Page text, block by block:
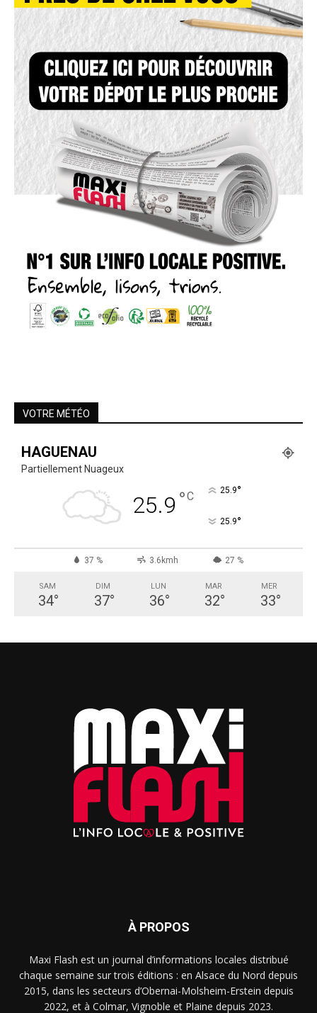
VOTRE MÉTÉO
HAGUENAU
Partiellement Nuageux
25.9 °C 25.9°
25.9°
37 % 3.6kmh 27 %
SAM
34°
DIM
37°
LUN
36°
MAR
32°
MER
33°
À PROPOS
Maxi Flash est un journal d’informations locales distribué
chaque semaine sur trois éditions : en Alsace du Nord depuis
2015, dans les secteurs d’Obernai-Molsheim-Erstein depuis
2022, et à Colmar, Vignoble et Plaine depuis 2023.